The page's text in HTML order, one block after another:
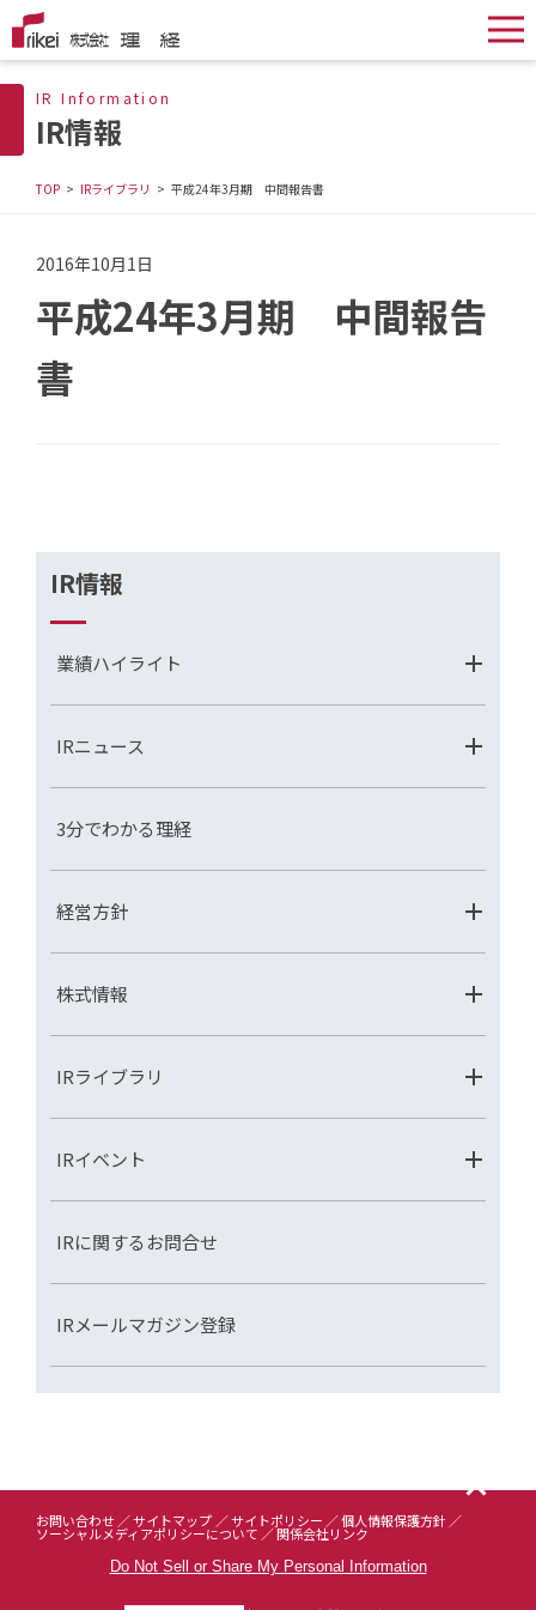
IR Information
IR情報
TOP IRライブラリ 平成24年3月期 中間報告書
IR情報
業績ハイライト
IRニュース
3分でわかる理経
経営方針
株式情報
IRライブラリ
IRイベント
IRに関するお問合せ
IRメールマガジン登録
2016年10月1日
平成24年3月期 中間報告
書
お問い合わせ サイトマップ サイトポリシー 個人情報保護方針
ソーシャルメディアポリシーについて 関係会社リンク
Do Not Sell or Share My Personal Information